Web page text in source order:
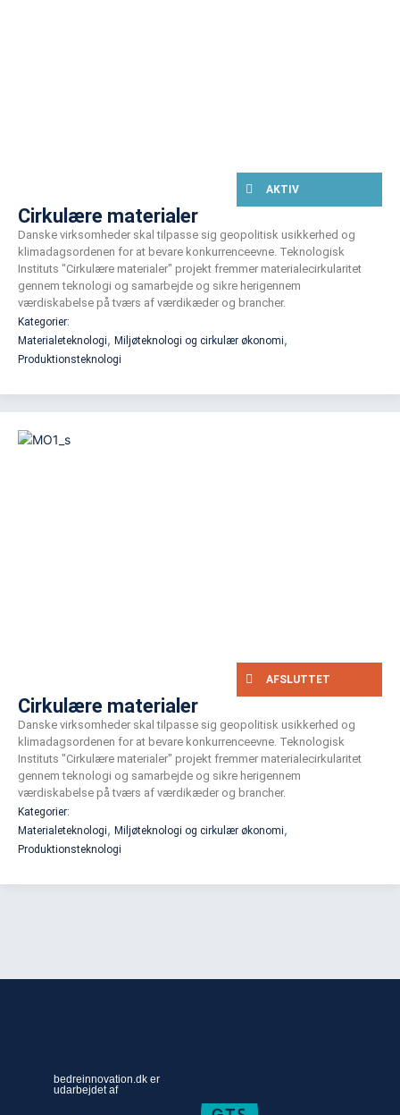
AKTIV
Cirkulære materialer
Danske virksomheder skal tilpasse sig geopolitisk usikkerhed og
klimadagsordenen for at bevare konkurrenceevne. Teknologisk
Instituts "Cirkulære materialer" projekt fremmer materialecirkularitet
gennem teknologi og samarbejde og sikre herigennem
værdiskabelse på tværs af værdikæder og brancher.
Kategorier:
Materialeteknologi, Miljøteknologi og cirkulær økonomi,
Produktionsteknologi
AFSLUTTET
Cirkulære materialer
Danske virksomheder skal tilpasse sig geopolitisk usikkerhed og
klimadagsordenen for at bevare konkurrenceevne. Teknologisk
Instituts "Cirkulære materialer" projekt fremmer materialecirkularitet
gennem teknologi og samarbejde og sikre herigennem
værdiskabelse på tværs af værdikæder og brancher.
Kategorier:
Materialeteknologi, Miljøteknologi og cirkulær økonomi,
Produktionsteknologi
bedreinnovation.dk er
udarbejdet af